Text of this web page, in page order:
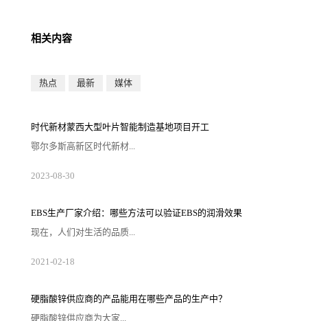
相关内容
热点 最新 媒体
时代新材蒙西大型叶片智能制造基地项目开工
鄂尔多斯高新区时代新材...
蒙西大型叶片智能制造基地项目近日开工。项目总投资
约20亿元，将建成12条大型智能生产线。项目共分为两
上），预计2023年12月投产。二期项目计划2025年投资
建设。项目全面建成后按规划规模总配套人员约1500
人。 信息来源：鄂尔多斯高新区
2023-08-30
EBS生产厂家‍介绍：哪些方法可以验证EBS的润滑效果
现在，人们对生活的品质...
越来越高，同时也有了较好的环保保护意识，因此对“无
卤化”阻燃剂的呼声也越来越强烈，很多厂家在利用聚氯
在聚氯乙烯加工中的润滑效果呢？EBS生产厂家‍马上来
回答这个问题。1、双辊混炼聚氯乙烯的加工温度和分解
温度是很接近的，所以在加工的时候，除了需要配合使
2021-02-18
硬脂酸锌供应‍商的产品能用在哪些产品的生产中？
硬脂酸锌供应‍商为大家...